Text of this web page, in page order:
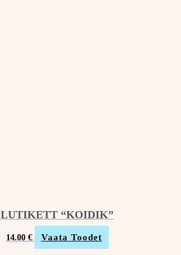
LUTIKETT “KOIDIK”
14.00 € Vaata Toodet